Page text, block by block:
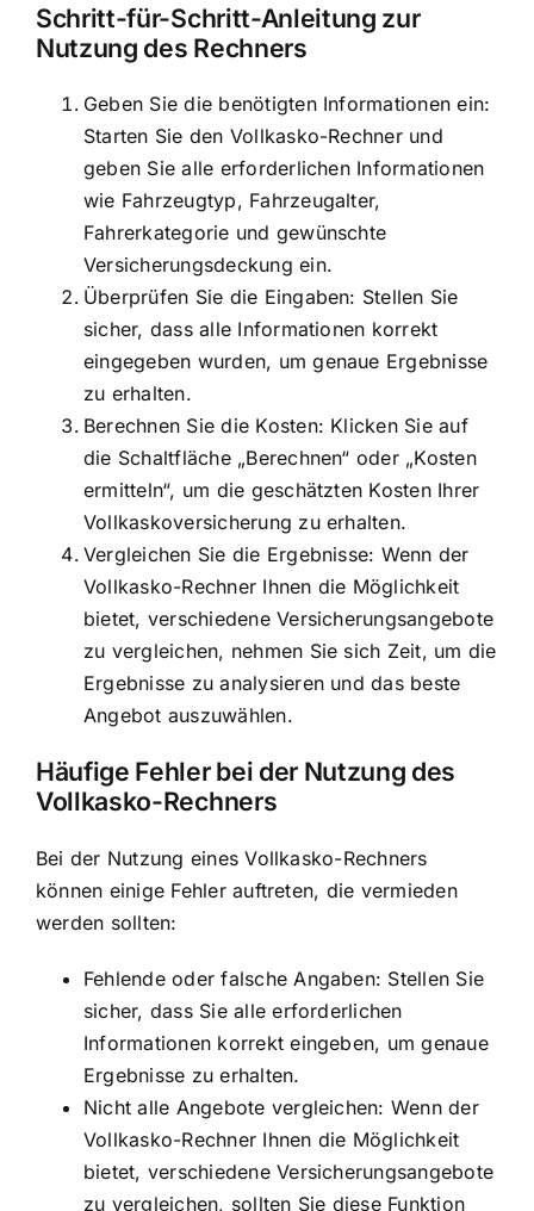
Schritt-für-Schritt-Anleitung zur
Nutzung des Rechners
Geben Sie die benötigten Informationen ein:
Starten Sie den Vollkasko-Rechner und
geben Sie alle erforderlichen Informationen
wie Fahrzeugtyp, Fahrzeugalter,
Fahrerkategorie und gewünschte
Versicherungsdeckung ein.
Überprüfen Sie die Eingaben: Stellen Sie
sicher, dass alle Informationen korrekt
eingegeben wurden, um genaue Ergebnisse
zu erhalten.
Berechnen Sie die Kosten: Klicken Sie auf
die Schaltfläche „Berechnen“ oder „Kosten
ermitteln“, um die geschätzten Kosten Ihrer
Vollkaskoversicherung zu erhalten.
Vergleichen Sie die Ergebnisse: Wenn der
Vollkasko-Rechner Ihnen die Möglichkeit
bietet, verschiedene Versicherungsangebote
zu vergleichen, nehmen Sie sich Zeit, um die
Ergebnisse zu analysieren und das beste
Angebot auszuwählen.
Häufige Fehler bei der Nutzung des
Vollkasko-Rechners
Bei der Nutzung eines Vollkasko-Rechners
können einige Fehler auftreten, die vermieden
werden sollten:
Fehlende oder falsche Angaben: Stellen Sie
sicher, dass Sie alle erforderlichen
Informationen korrekt eingeben, um genaue
Ergebnisse zu erhalten.
Nicht alle Angebote vergleichen: Wenn der
Vollkasko-Rechner Ihnen die Möglichkeit
bietet, verschiedene Versicherungsangebote
zu vergleichen, sollten Sie diese Funktion